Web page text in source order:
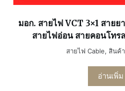
มอก. สายไฟ VCT 3×1 สาย
สายไฟอ่อน สายคอนโทร
สายไฟ Cable, สินค้
อ่านเพิ่ม